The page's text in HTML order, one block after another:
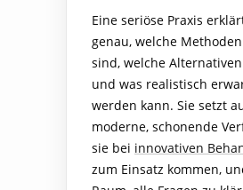
Eine seriöse Praxis
genau, welche
sind, welche
und was realistisch
werden kann. Sie setzt
moderne, schonende
sie bei innovativen
zum Einsatz kommen,